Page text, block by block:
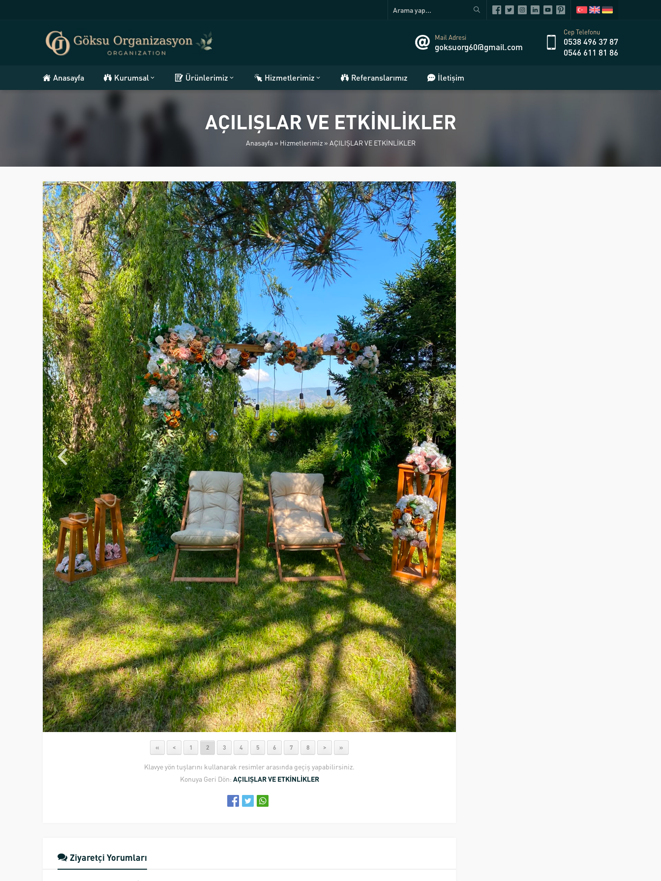
Mail Adresi
goksuorg60@gmail.com
Cep Telefonu
0538 496 37 87
0546 611 81 86
Anasayfa Kurumsal Ürünlerimiz Hizmetlerimiz Referanslarımız İletişim
AÇILIŞLAR VE ETKİNLİKLER
Anasayfa» Hizmetlerimiz» AÇILIŞLAR VE ETKİNLİKLER
« < 1 2 3 4 5 6 7 8 > »
Klavye yön tuşlarını kullanarak resimler arasında geçiş yapabilirsiniz.
Konuya Geri Dön: AÇILIŞLAR VE ETKİNLİKLER
Ziyaretçi Yorumları